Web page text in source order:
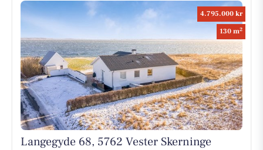
4.795.000 kr
130 m2
Langegyde 68, 5762 Vester Skerninge